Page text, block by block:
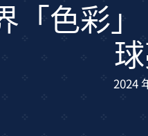
「色彩
2024